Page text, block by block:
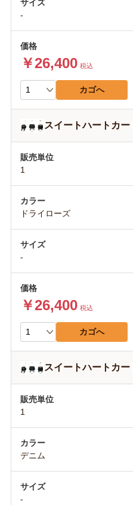
-
￥26,400 税込
カゴへ
スイートハートカー
1
ドライローズ
-
￥26,400 税込
カゴへ
スイートハートカー
1
デニム
-